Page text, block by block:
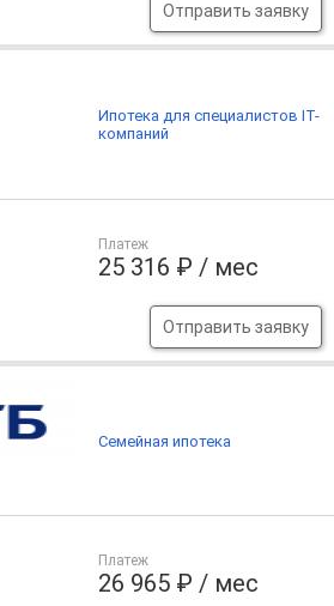
Отправить заявку
Платеж
25 316 ₽ / мес
Отправить заявку
Ипотека для специалистов IT-
компаний
Платеж
26 965 ₽ / мес
Семейная ипотека